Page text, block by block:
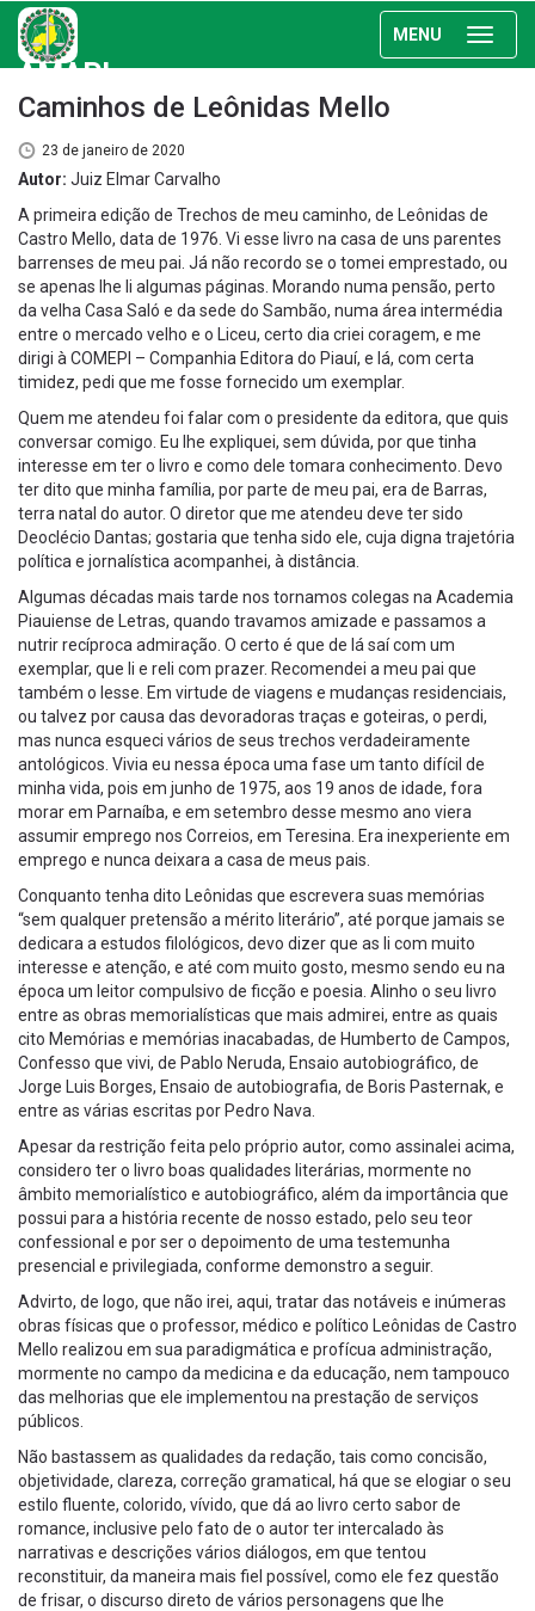
MENU
AMAPI
Caminhos de Leônidas Mello
23 de janeiro de 2020
Autor: Juiz Elmar Carvalho
A primeira edição de Trechos de meu caminho, de Leônidas de
Castro Mello, data de 1976. Vi esse livro na casa de uns parentes
barrenses de meu pai. Já não recordo se o tomei emprestado, ou
se apenas lhe li algumas páginas. Morando numa pensão, perto
da velha Casa Saló e da sede do Sambão, numa área intermédia
entre o mercado velho e o Liceu, certo dia criei coragem, e me
dirigi à COMEPI – Companhia Editora do Piauí, e lá, com certa
timidez, pedi que me fosse fornecido um exemplar.
Quem me atendeu foi falar com o presidente da editora, que quis
conversar comigo. Eu lhe expliquei, sem dúvida, por que tinha
interesse em ter o livro e como dele tomara conhecimento. Devo
ter dito que minha família, por parte de meu pai, era de Barras,
terra natal do autor. O diretor que me atendeu deve ter sido
Deoclécio Dantas; gostaria que tenha sido ele, cuja digna trajetória
política e jornalística acompanhei, à distância.
Algumas décadas mais tarde nos tornamos colegas na Academia
Piauiense de Letras, quando travamos amizade e passamos a
nutrir recíproca admiração. O certo é que de lá saí com um
exemplar, que li e reli com prazer. Recomendei a meu pai que
também o lesse. Em virtude de viagens e mudanças residenciais,
ou talvez por causa das devoradoras traças e goteiras, o perdi,
mas nunca esqueci vários de seus trechos verdadeiramente
antológicos. Vivia eu nessa época uma fase um tanto difícil de
minha vida, pois em junho de 1975, aos 19 anos de idade, fora
morar em Parnaíba, e em setembro desse mesmo ano viera
assumir emprego nos Correios, em Teresina. Era inexperiente em
emprego e nunca deixara a casa de meus pais.
Conquanto tenha dito Leônidas que escrevera suas memórias
“sem qualquer pretensão a mérito literário”, até porque jamais se
dedicara a estudos filológicos, devo dizer que as li com muito
interesse e atenção, e até com muito gosto, mesmo sendo eu na
época um leitor compulsivo de ficção e poesia. Alinho o seu livro
entre as obras memorialísticas que mais admirei, entre as quais
cito Memórias e memórias inacabadas, de Humberto de Campos,
Confesso que vivi, de Pablo Neruda, Ensaio autobiográfico, de
Jorge Luis Borges, Ensaio de autobiografia, de Boris Pasternak, e
entre as várias escritas por Pedro Nava.
Apesar da restrição feita pelo próprio autor, como assinalei acima,
considero ter o livro boas qualidades literárias, mormente no
âmbito memorialístico e autobiográfico, além da importância que
possui para a história recente de nosso estado, pelo seu teor
confessional e por ser o depoimento de uma testemunha
presencial e privilegiada, conforme demonstro a seguir.
Advirto, de logo, que não irei, aqui, tratar das notáveis e inúmeras
obras físicas que o professor, médico e político Leônidas de Castro
Mello realizou em sua paradigmática e profícua administração,
mormente no campo da medicina e da educação, nem tampouco
das melhorias que ele implementou na prestação de serviços
públicos.
Não bastassem as qualidades da redação, tais como concisão,
objetividade, clareza, correção gramatical, há que se elogiar o seu
estilo fluente, colorido, vívido, que dá ao livro certo sabor de
romance, inclusive pelo fato de o autor ter intercalado às
narrativas e descrições vários diálogos, em que tentou
reconstituir, da maneira mais fiel possível, como ele fez questão
de frisar, o discurso direto de vários personagens que lhe